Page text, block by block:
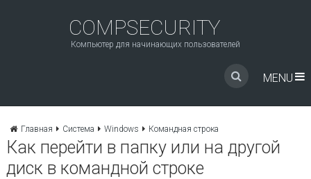
COMPSECURITY
Компьютер для начинающих пользователей
MENU
Главная Система Windows Командная строка
Как перейти в папку или на другой
диск в командной строке